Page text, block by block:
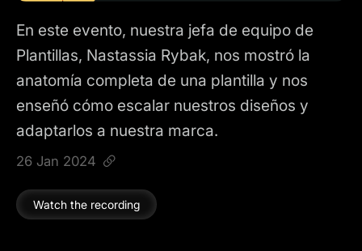
En este evento, nuestra jefa de equipo de
Plantillas, Nastassia Rybak, nos mostró la
anatomía completa de una plantilla y nos
enseñó cómo escalar nuestros diseños y
adaptarlos a nuestra marca.
26 Jan 2024
Watch the recording